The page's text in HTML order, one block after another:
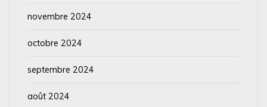
novembre 2024
octobre 2024
septembre 2024
août 2024